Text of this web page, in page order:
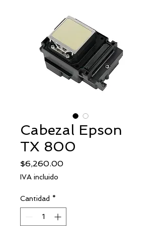
Cabezal Epson
TX 800
$6,260.00Precio
IVA incluido
Cantidad *